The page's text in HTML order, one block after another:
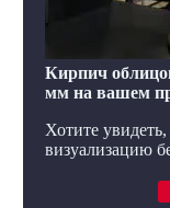
Кирпич
мм на вашем
Хотите
визуализацию